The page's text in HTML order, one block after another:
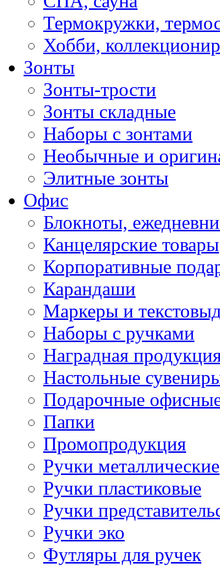
Термокружки,
Хобби,
Зонты
Зонты-трости
Зонты складные
Наборы с зонтами
Необычные и
Элитные зонты
Офис
Блокноты,
Канцелярские товары
Корпоративные
Карандаши
Маркеры и
Наборы с ручками
Наградная
Настольные
Подарочные
Папки
Промопродукция
Ручки металлические
Ручки пластиковые
Ручки
Ручки эко
Футляры для ручек